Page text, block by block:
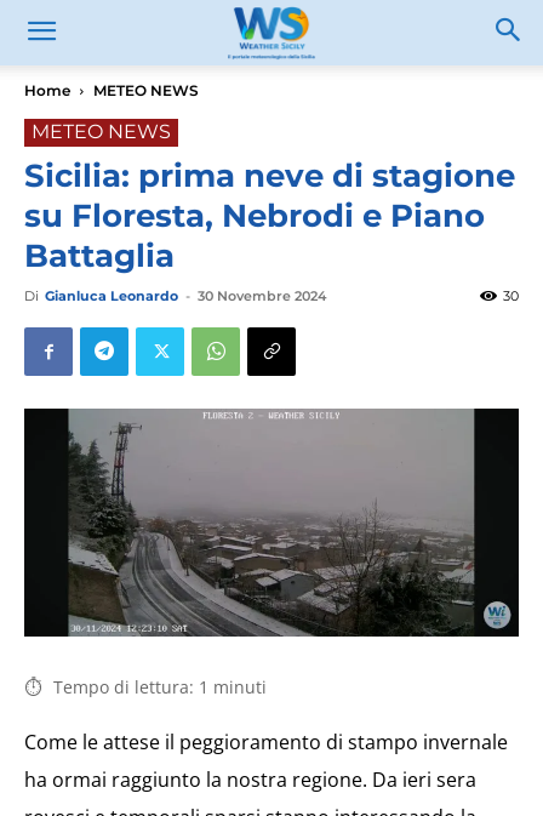
Home METEO NEWS
METEO NEWS
Sicilia: prima neve di stagione
su Floresta, Nebrodi e Piano
Battaglia
Di Gianluca Leonardo - 30 Novembre 2024 30
Tempo di lettura: 1 minuti
Come le attese il peggioramento di stampo invernale
ha ormai raggiunto la nostra regione. Da ieri sera